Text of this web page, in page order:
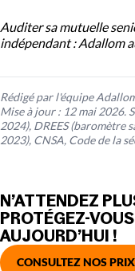
Auditer sa mutuelle
indépendant : Adallom
Rédigé par l'équipe
Mise à jour : 12 mai 2026.
2024), DREES (baromètre
2023), CNSA, Code de la
N’ATTENDEZ
PROTÉGEZ-
AUJOURD’HUI !
CONSULTEZ NOS PRIX